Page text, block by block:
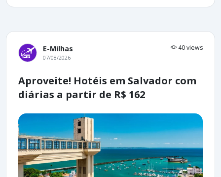
E-Milhas 40 views
07/08/2026
Aproveite! Hotéis em Salvador com
diárias a partir de R$ 162